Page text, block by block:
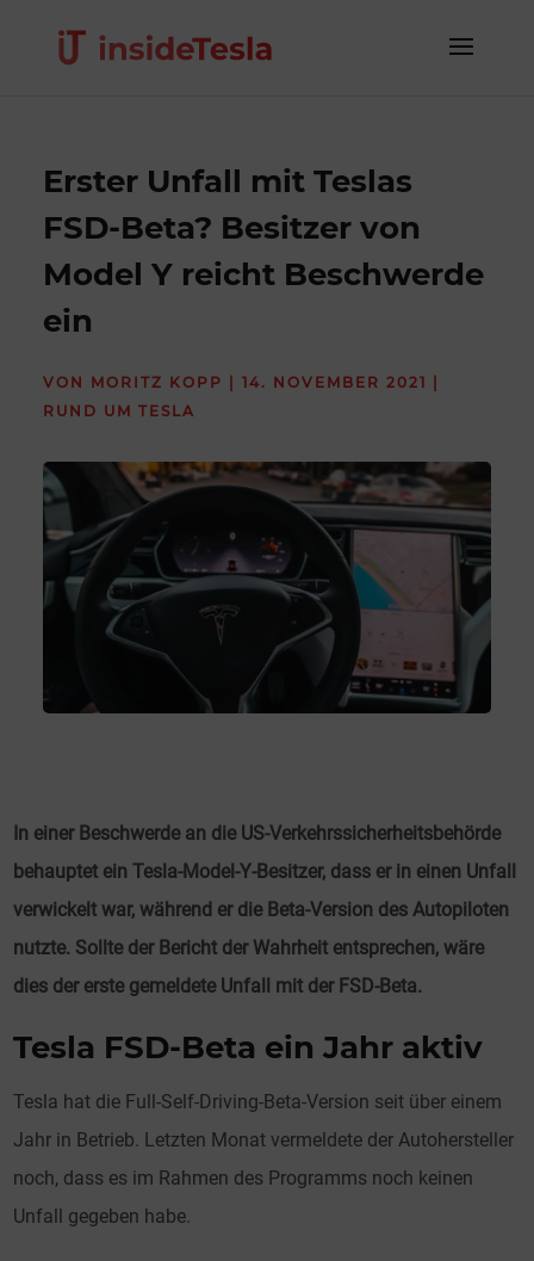
Erster Unfall mit Teslas
FSD-Beta? Besitzer von
Model Y reicht Beschwerde
ein
VON MORITZ KOPP |14. NOVEMBER 2021
RUND UM TESLA
In einer Beschwerde an die US-Verkehrssicherheitsbehörde
behauptet ein Tesla-Model-Y-Besitzer, dass er in einen Unfall
verwickelt war, während er die Beta-Version des Autopiloten
nutzte. Sollte der Bericht der Wahrheit entsprechen, wäre
dies der erste gemeldete Unfall mit der FSD-Beta.
Tesla FSD-Beta ein Jahr aktiv
Tesla hat die Full-Self-Driving-Beta-Version seit über einem
Jahr in Betrieb. Letzten Monat vermeldete der Autohersteller
noch, dass es im Rahmen des Programms noch keinen
Unfall gegeben habe.